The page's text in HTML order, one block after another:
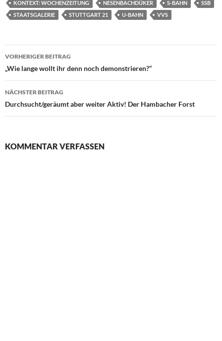
KONTEXT: WOCHENZEITUNG NESENBACHDÜKER S-BAHN
SSB
STAATSGALERIE
STUTTGART 21 U-BAHN VVS
Beitragsnavigation
VORHERIGER BEITRAG
„Wie lange wollt ihr denn noch demonstrieren?“
NÄCHSTER BEITRAG
Durchsucht/geräumt aber weiter Aktiv! Der Hambacher Forst
KOMMENTAR VERFASSEN